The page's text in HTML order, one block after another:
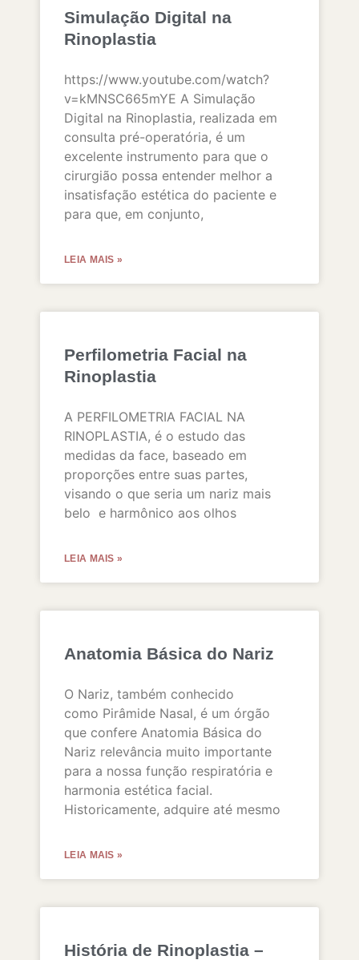
Simulação Digital na
Rinoplastia
https://www.youtube.com/watch?
v=kMNSC665mYE A Simulação
Digital na Rinoplastia, realizada em
consulta pré-operatória, é um
excelente instrumento para que o
cirurgião possa entender melhor a
insatisfação estética do paciente e
para que, em conjunto,
LEIA MAIS »
Perfilometria Facial na
Rinoplastia
A PERFILOMETRIA FACIAL NA
RINOPLASTIA, é o estudo das
medidas da face, baseado em
proporções entre suas partes,
visando o que seria um nariz mais
belo e harmônico aos olhos
LEIA MAIS »
Anatomia Básica do Nariz
O Nariz, também conhecido
como Pirâmide Nasal, é um órgão
que confere Anatomia Básica do
Nariz relevância muito importante
para a nossa função respiratória e
harmonia estética facial.
Historicamente, adquire até mesmo
LEIA MAIS »
História de Rinoplastia –